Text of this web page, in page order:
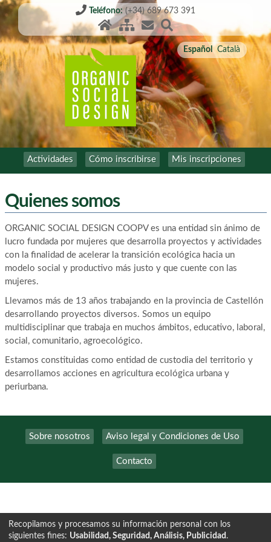
Teléfono:(+34) 689 673 391
Español Català
Actividades Cómo inscribirse Mis inscripciones
Quienes somos
ORGANIC SOCIAL DESIGN COOPV es una entidad sin ánimo de
lucro fundada por mujeres que desarrolla proyectos y actividades
con la finalidad de acelerar la transición ecológica hacia un
modelo social y productivo más justo y que cuente con las
mujeres.
Llevamos más de 13 años trabajando en la provincia de Castellón
desarrollando proyectos diversos. Somos un equipo
multidisciplinar que trabaja en muchos ámbitos, educativo, laboral,
social, comunitario, agroecológico.
Estamos constituidas como entidad de custodia del territorio y
desarrollamos acciones en agricultura ecológica urbana y
periurbana.
Sobre nosotros Aviso legal y Condiciones de Uso
Contacto
Tecnología exclusiva deINSCRIPCION.ONLINE
Recopilamos y procesamos su información personal con los
siguientes fines: Usabilidad, Seguridad, Análisis, Publicidad .